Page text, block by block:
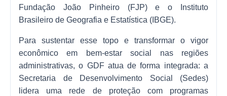
Fundação João Pinheiro (FJP) e o Instituto
Brasileiro de Geografia e Estatística (IBGE).
Para sustentar esse topo e transformar o vigor
econômico em bem-estar social nas regiões
administrativas, o GDF atua de forma integrada: a
Secretaria de Desenvolvimento Social (Sedes)
lidera uma rede de proteção com programas